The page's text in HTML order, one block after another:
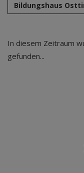
Bildungshaus
In diesem Zeitraum
gefunden...